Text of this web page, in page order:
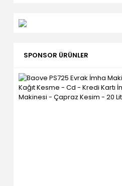
SPONSOR ÜRÜNLER